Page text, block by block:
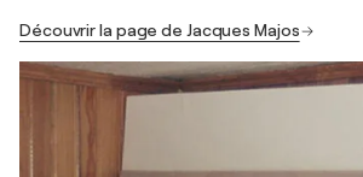
Découvrir la page de Jacques Majos